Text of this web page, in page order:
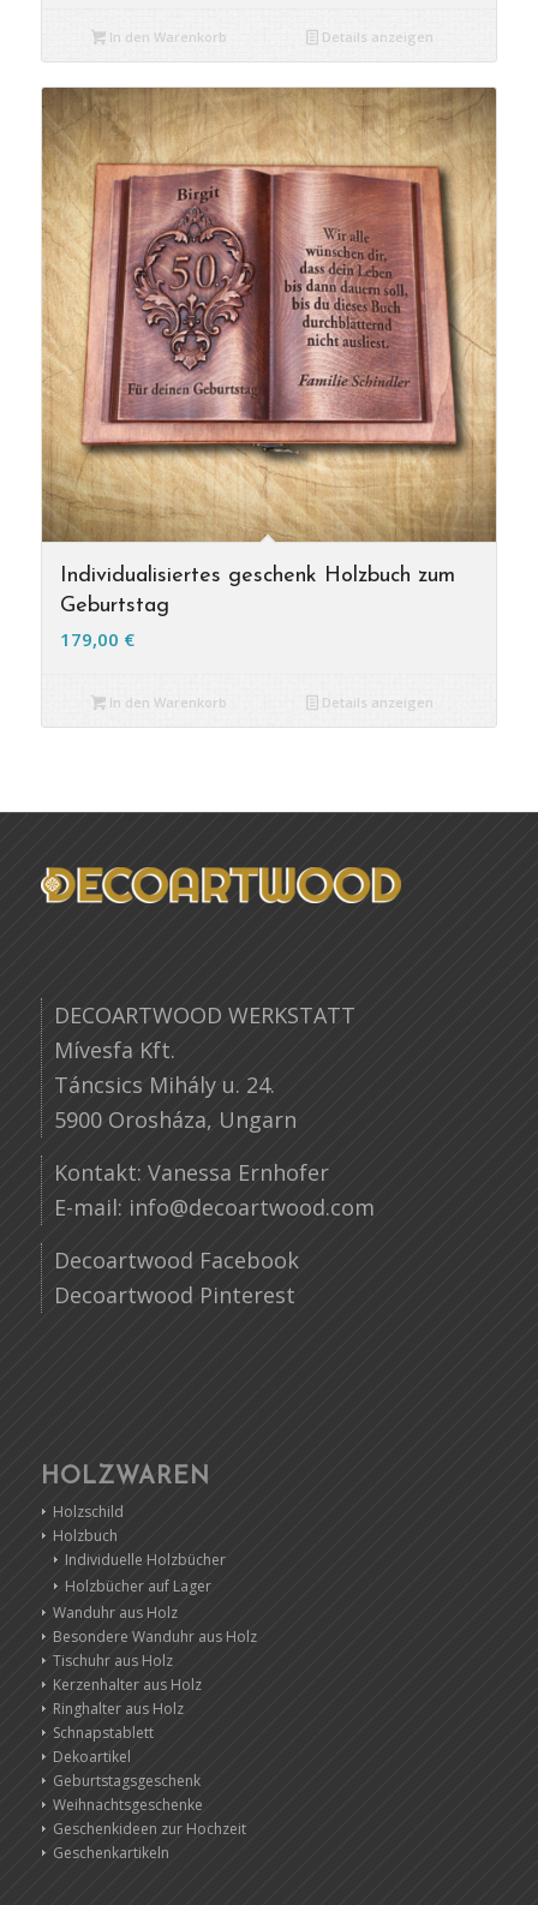
In den Warenkorb Details anzeigen
Individualisiertes geschenk Holzbuch zum
Geburtstag
179,00 €
In den Warenkorb Details anzeigen
DECOARTWOOD WERKSTATT
Mívesfa Kft.
Táncsics Mihály u. 24.
5900 Orosháza, Ungarn
Kontakt: Vanessa Ernhofer
E-mail: info@decoartwood.com
Decoartwood Facebook
Decoartwood Pinterest
HOLZWAREN
Holzschild
Holzbuch
Individuelle Holzbücher
Holzbücher auf Lager
Wanduhr aus Holz
Besondere Wanduhr aus Holz
Tischuhr aus Holz
Kerzenhalter aus Holz
Ringhalter aus Holz
Schnapstablett
Dekoartikel
Geburtstagsgeschenk
Weihnachtsgeschenke
Geschenkideen zur Hochzeit
Geschenkartikeln